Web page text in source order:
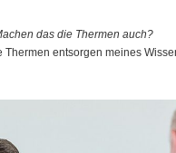
das die Thermen auch?
entsorgen meines